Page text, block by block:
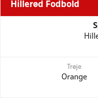
Hillerød Fodbold
Trøje
Orange